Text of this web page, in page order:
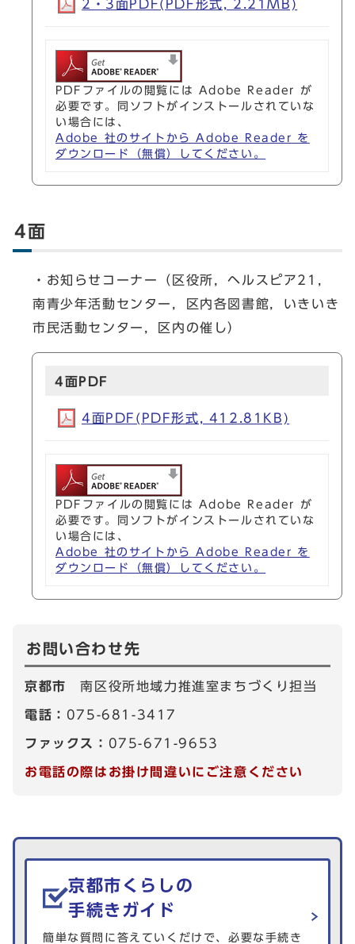
2・3面PDF(PDF形式, 2.21MB)
PDFファイルの閲覧には Adobe Reader が
必要です。同ソフトがインストールされていな
い場合には、
Adobe 社のサイトから Adobe Reader を
ダウンロード（無償）してください。
4面
・お知らせコーナー（区役所，ヘルスピア21，
南青少年活動センター，区内各図書館，いきいき
市民活動センター，区内の催し）
4面PDF
4面PDF(PDF形式, 412.81KB)
PDFファイルの閲覧には Adobe Reader が
必要です。同ソフトがインストールされていな
い場合には、
Adobe 社のサイトから Adobe Reader を
ダウンロード（無償）してください。
お問い合わせ先
京都市南区役所地域力推進室まちづくり担当
電話： 075-681-3417
ファックス： 075-671-9653
お電話の際はお掛け間違いにご注意ください
生活情報を探す
京都市くらしの
手続きガイド
簡単な質問に答えていくだけで、必要な手続き